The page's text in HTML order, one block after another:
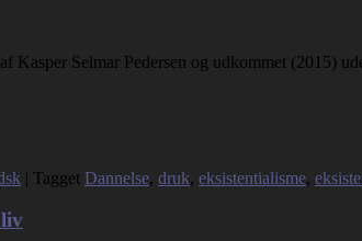
Kasper Selmar Pedersen og udkommet (2015)
| Tagget Dannelse, druk, eksistentialisme,